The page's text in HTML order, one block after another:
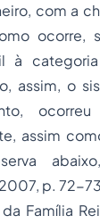
com a
ocorre,
à
assim, o
assim
p. 72-
Família